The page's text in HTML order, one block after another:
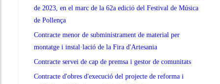
de 2023, en el marc de la 62a edició del Festival de Música
de Pollença
Contracte menor de subministrament de material per
montatge i instal·lació de la Fira d'Artesania
Contracte servei de cap de premsa i gestor de comunitats
Contracte d'obres d'execució del projecte de reforma i